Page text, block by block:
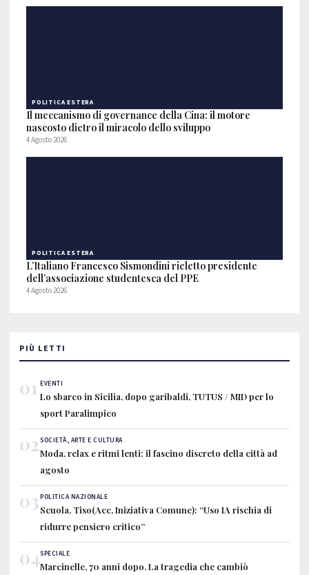
POLITICA ESTERA
Il meccanismo di governance della Cina: il motore
nascosto dietro il miracolo dello sviluppo
4 Agosto 2026
POLITICA ESTERA
L’Italiano Francesco Sismondini rieletto presidente
dell’associazione studentesca del PPE
4 Agosto 2026
PIÙ LETTI
01 EVENTI
Lo sbarco in Sicilia, dopo garibaldi, TUTUS / MID per lo
sport Paralimpico
02SOCIETÀ, ARTE E CULTURA
Moda, relax e ritmi lenti: il fascino discreto della città ad
agosto
03POLITICA NAZIONALE
Scuola, Tiso(Acc. Iniziativa Comune): “Uso IA rischia di
ridurre pensiero critico”
04SPECIALE
Marcinelle, 70 anni dopo. La tragedia che cambiò